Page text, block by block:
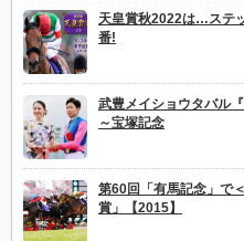
天皇賞秋2022は…ステ
番!
武豊メイショウタバル
～宝塚記念
第60回「有馬記念」で
賞」【2015】